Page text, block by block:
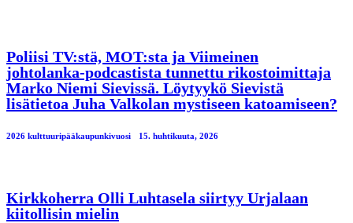
Poliisi TV:stä, MOT:sta ja Viimeinen
johtolanka-podcastista tunnettu rikostoimittaja
Marko Niemi Sievissä. Löytyykö Sievistä
lisätietoa Juha Valkolan mystiseen katoamiseen?
2026 kulttuuripääkaupunkivuosi 15. huhtikuuta, 2026
Kirkkoherra Olli Luhtasela siirtyy Urjalaan
kiitollisin mielin